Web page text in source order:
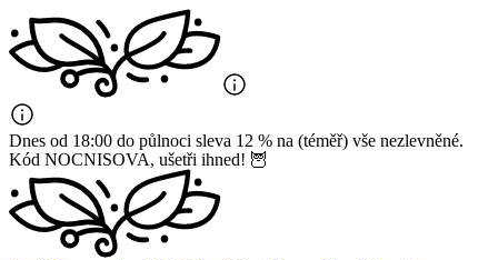
Dnes od 18:00 do půlnoci sleva 12 % na (téměř) vše nezlevněné.
Kód NOCNISOVA, ušetři ihned! 🦉